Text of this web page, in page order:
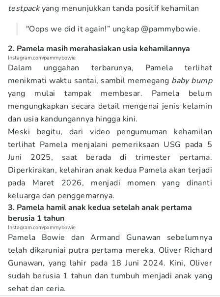
testpackyang menunjukkan tanda positif kehamilan
"Oops we did it again!” ungkap @pammybowie.
2. Pamela masih merahasiakan usia kehamilannya
Instagram.com/pammybowie
Dalam unggahan terbarunya, Pamela terlihat
menikmati waktu santai, sambil memegang baby bump
yang mulai tampak membesar. Pamela belum
mengungkapkan secara detail mengenai jenis kelamin
dan usia kandungannya hingga kini.
Meski begitu, dari video pengumuman kehamilan
terlihat Pamela menjalani pemeriksaan USG pada 5
Juni 2025, saat berada di trimester pertama.
Diperkirakan, kelahiran anak kedua Pamela akan terjadi
pada Maret 2026, menjadi momen yang dinanti
keluarga dan penggemarnya.
3. Pamela hamil anak kedua setelah anak pertama
berusia 1 tahun
Instagram.com/pammybowie
Pamela Bowie dan Armand Gunawan sebelumnya
telah dikaruniai putra pertama mereka, Oliver Richard
Gunawan, yang lahir pada 18 Juni 2024. Kini, Oliver
sudah berusia 1 tahun dan tumbuh menjadi anak yang
sehat dan ceria.